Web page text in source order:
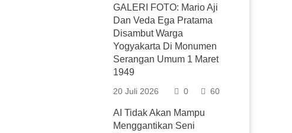
GALERI FOTO: Mario Aji
Dan Veda Ega Pratama
Disambut Warga
Yogyakarta Di Monumen
Serangan Umum 1 Maret
1949
20 Juli 2026 0 60
AI Tidak Akan Mampu
Menggantikan Seni